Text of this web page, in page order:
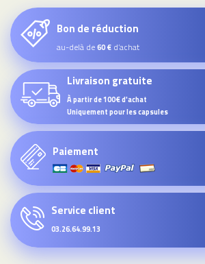
Bon de réduction
au-delà de60 € d’achat
Livraison gratuite
À partir de 100€ d'achat
Uniquement pour les capsules
Paiement
Service client
03.26.64.99.13